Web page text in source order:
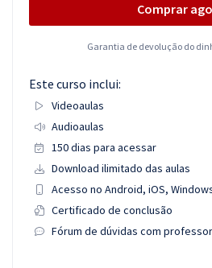
Comprar
Garantia de devolução do
Este curso inclui:
Videoaulas
Audioaulas
150 dias para acessar
Download ilimitado das aulas
Acesso no Android, iOS,
Certificado de conclusão
Fórum de dúvidas com